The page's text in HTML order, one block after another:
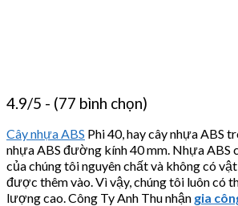
4.9/5 - (77 bình chọn)
Cây nhựa ABS Phi 40, hay cây nhựa ABS
nhựa ABS đường kính 40 mm. Nhựa ABS
của chúng tôi nguyên chất và không có
được thêm vào. Vì vậy, chúng tôi luôn có
lượng cao. Công Ty Anh Thu nhận gia